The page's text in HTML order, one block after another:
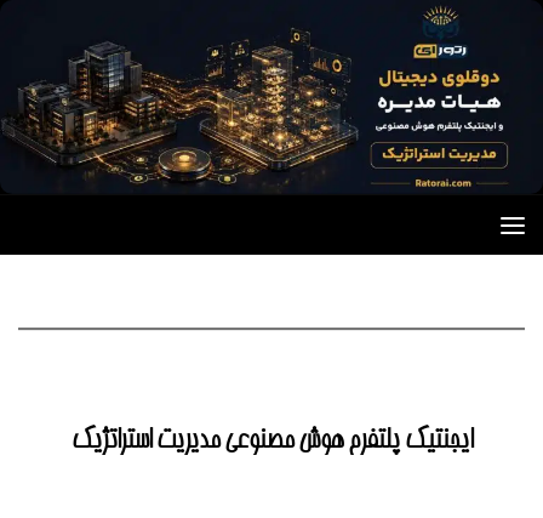
Skip to content
ایجنتیک پلتفرم هوش مصنوعی مدیریت استراتژیک